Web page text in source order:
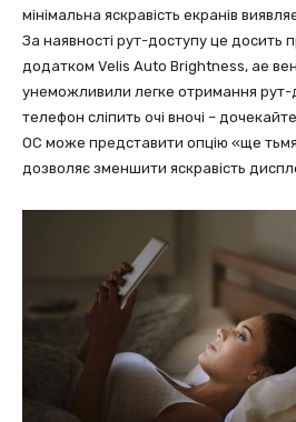
мінімальна яскравість екранів
За наявності рут-доступу це досить
додатком Velis Auto Brightness, ае
унеможливили легке отримання
телефон сліпить очі вночі –
ОС може представити опцію «ще
дозволяє зменшити яскравість